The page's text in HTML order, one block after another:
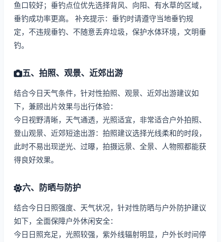
鱼口较好；垂钓点位优先选择背风、向阳、有水草的区域，
垂钓成功率更高。 补充提示：垂钓时请遵守当地垂钓规
定，不违规垂钓、不随意丢弃垃圾，保护水体环境，文明垂
钓。
五、拍照、观景、近郊出游
结合今日天气条件，针对性拍照、观景、近郊出游建议如
下，兼顾出片效果与出行体验：
今日视野清晰，天气通透，光照适宜，非常适合户外拍照、
登山观景、近郊短途出游：拍照建议选择光线柔和的时段，
此时不易出现逆光、过曝，拍摄远景、全景、人物照都能获
得良好效果。
六、防晒与防护
结合今日日照强度、天气状况，针对性防晒与户外防护建议
如下，全面保障户外休闲安全：
今日日照充足，光照较强，紫外线辐射明显，户外长时间停